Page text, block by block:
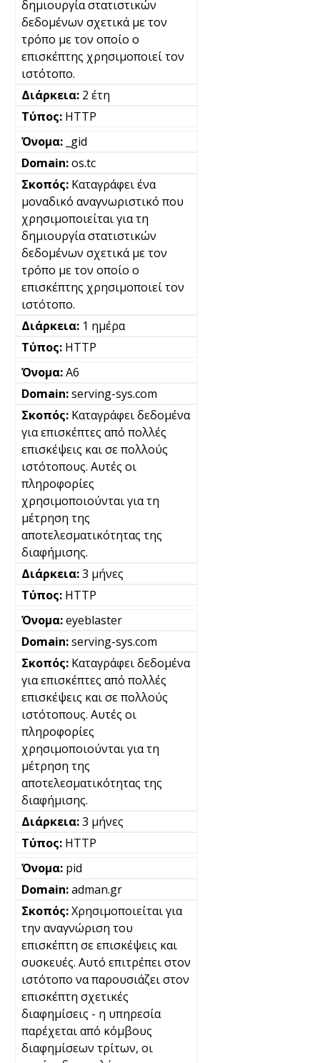
δημιουργία στατιστικών
δεδομένων σχετικά με τον
τρόπο με τον οποίο ο
επισκέπτης χρησιμοποιεί τον
ιστότοπο.
2 έτη
HTTP
_gid
os.tc
Καταγράφει ένα
μοναδικό αναγνωριστικό που
χρησιμοποιείται για τη
δημιουργία στατιστικών
δεδομένων σχετικά με τον
τρόπο με τον οποίο ο
επισκέπτης χρησιμοποιεί τον
ιστότοπο.
1 ημέρα
HTTP
A6
serving-sys.com
Καταγράφει δεδομένα
για επισκέπτες από πολλές
επισκέψεις και σε πολλούς
ιστότοπους. Αυτές οι
πληροφορίες
χρησιμοποιούνται για τη
μέτρηση της
αποτελεσματικότητας της
διαφήμισης.
3 μήνες
HTTP
eyeblaster
serving-sys.com
Καταγράφει δεδομένα
για επισκέπτες από πολλές
επισκέψεις και σε πολλούς
ιστότοπους. Αυτές οι
πληροφορίες
χρησιμοποιούνται για τη
μέτρηση της
αποτελεσματικότητας της
διαφήμισης.
3 μήνες
HTTP
pid
adman.gr
Χρησιμοποιείται για
την αναγνώριση του
επισκέπτη σε επισκέψεις και
συσκευές. Αυτό επιτρέπει στον
ιστότοπο να παρουσιάζει στον
επισκέπτη σχετικές
διαφημίσεις - η υπηρεσία
παρέχεται από κόμβους
διαφημίσεων τρίτων, οι